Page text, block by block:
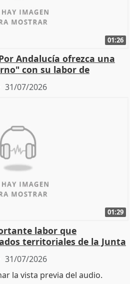
01:26
Andalucía ofrezca una
con su labor de
31/07/2026
01:29
labor que
territoriales de la Junta
31/07/2026